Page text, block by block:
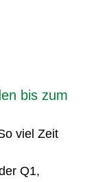
bis zum
viel Zeit
Q1,